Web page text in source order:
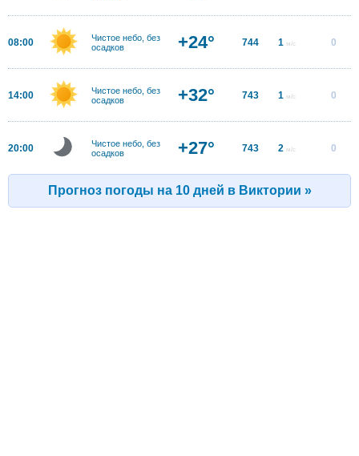
08:00
Чистое небо, без
осадков
+24° 744 1 м/с 0
14:00
Чистое небо, без
осадков
+32° 743 1 м/с 0
20:00
Чистое небо, без
осадков
+27° 743 2 м/с 0
Прогноз погоды на 10 дней в Виктории »